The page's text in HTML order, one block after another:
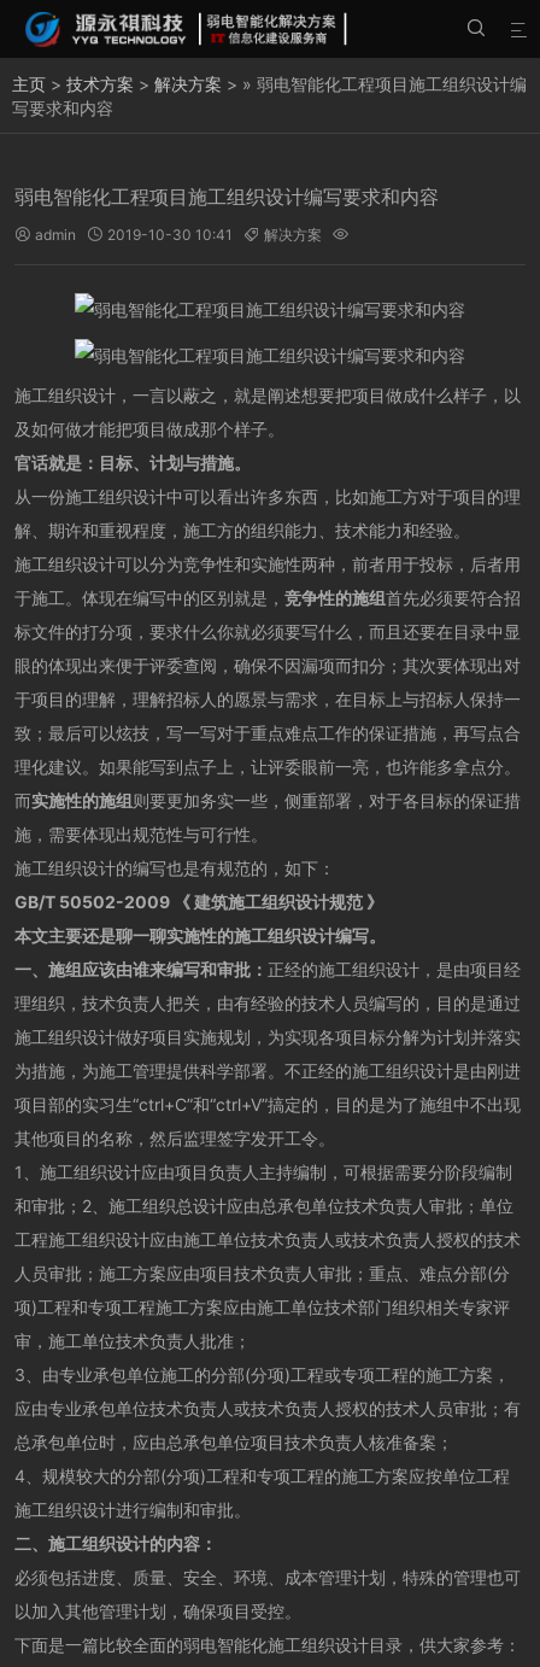


主页 > 技术方案 > 解决方案 > » 弱电智能化工程项目施工组织设计编
写要求和内容
弱电智能化工程项目施工组织设计编写要求和内容
 admin  2019-10-30 10:41  解决方案 
施工组织设计，一言以蔽之，就是阐述想要把项目做成什么样子，以
及如何做才能把项目做成那个样子。
官话就是：目标、计划与措施。
从一份施工组织设计中可以看出许多东西，比如施工方对于项目的理
解、期许和重视程度，施工方的组织能力、技术能力和经验。
施工组织设计可以分为竞争性和实施性两种，前者用于投标，后者用
于施工。体现在编写中的区别就是， 竞争性的施组首先必须要符合招
标文件的打分项，要求什么你就必须要写什么，而且还要在目录中显
眼的体现出来便于评委查阅，确保不因漏项而扣分；其次要体现出对
于项目的理解，理解招标人的愿景与需求，在目标上与招标人保持一
致；最后可以炫技，写一写对于重点难点工作的保证措施，再写点合
理化建议。如果能写到点子上，让评委眼前一亮，也许能多拿点分。
而实施性的施组则要更加务实一些，侧重部署，对于各目标的保证措
施，需要体现出规范性与可行性。
施工组织设计的编写也是有规范的，如下：
GB/T 50502-2009 《 建筑施工组织设计规范 》
本文主要还是聊一聊实施性的施工组织设计编写。
一、施组应该由谁来编写和审批： 正经的施工组织设计，是由项目经
理组织，技术负责人把关，由有经验的技术人员编写的，目的是通过
施工组织设计做好项目实施规划，为实现各项目标分解为计划并落实
为措施，为施工管理提供科学部署。不正经的施工组织设计是由刚进
项目部的实习生“ctrl+C”和“ctrl+V”搞定的，目的是为了施组中不出现
其他项目的名称，然后监理签字发开工令。
1、施工组织设计应由项目负责人主持编制，可根据需要分阶段编制
和审批；2、施工组织总设计应由总承包单位技术负责人审批；单位
工程施工组织设计应由施工单位技术负责人或技术负责人授权的技术
人员审批；施工方案应由项目技术负责人审批；重点、难点分部(分
项)工程和专项工程施工方案应由施工单位技术部门组织相关专家评
审，施工单位技术负责人批准；
3、由专业承包单位施工的分部(分项)工程或专项工程的施工方案，
应由专业承包单位技术负责人或技术负责人授权的技术人员审批；有
总承包单位时，应由总承包单位项目技术负责人核准备案；
4、规模较大的分部(分项)工程和专项工程的施工方案应按单位工程
施工组织设计进行编制和审批。
二、施工组织设计的内容：
必须包括进度、质量、安全、环境、成本管理计划，特殊的管理也可
以加入其他管理计划，确保项目受控。
下面是一篇比较全面的弱电智能化施工组织设计目录，供大家参考：